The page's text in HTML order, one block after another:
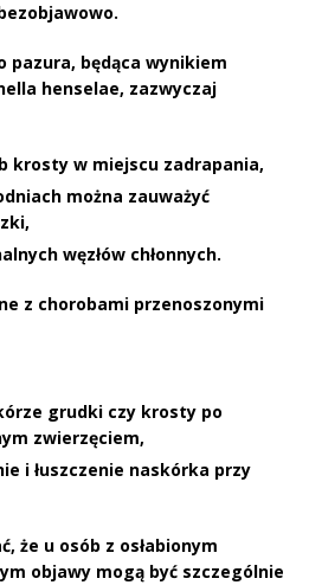
pazura, będąca wynikiem
henselae, zazwyczaj
krosty w miejscu zadrapania,
można zauważyć
węzłów chłonnych.
z chorobami przenoszonymi
grudki czy krosty po
zwierzęciem,
i łuszczenie naskórka przy
, że u osób z osłabionym
objawy mogą być szczególnie